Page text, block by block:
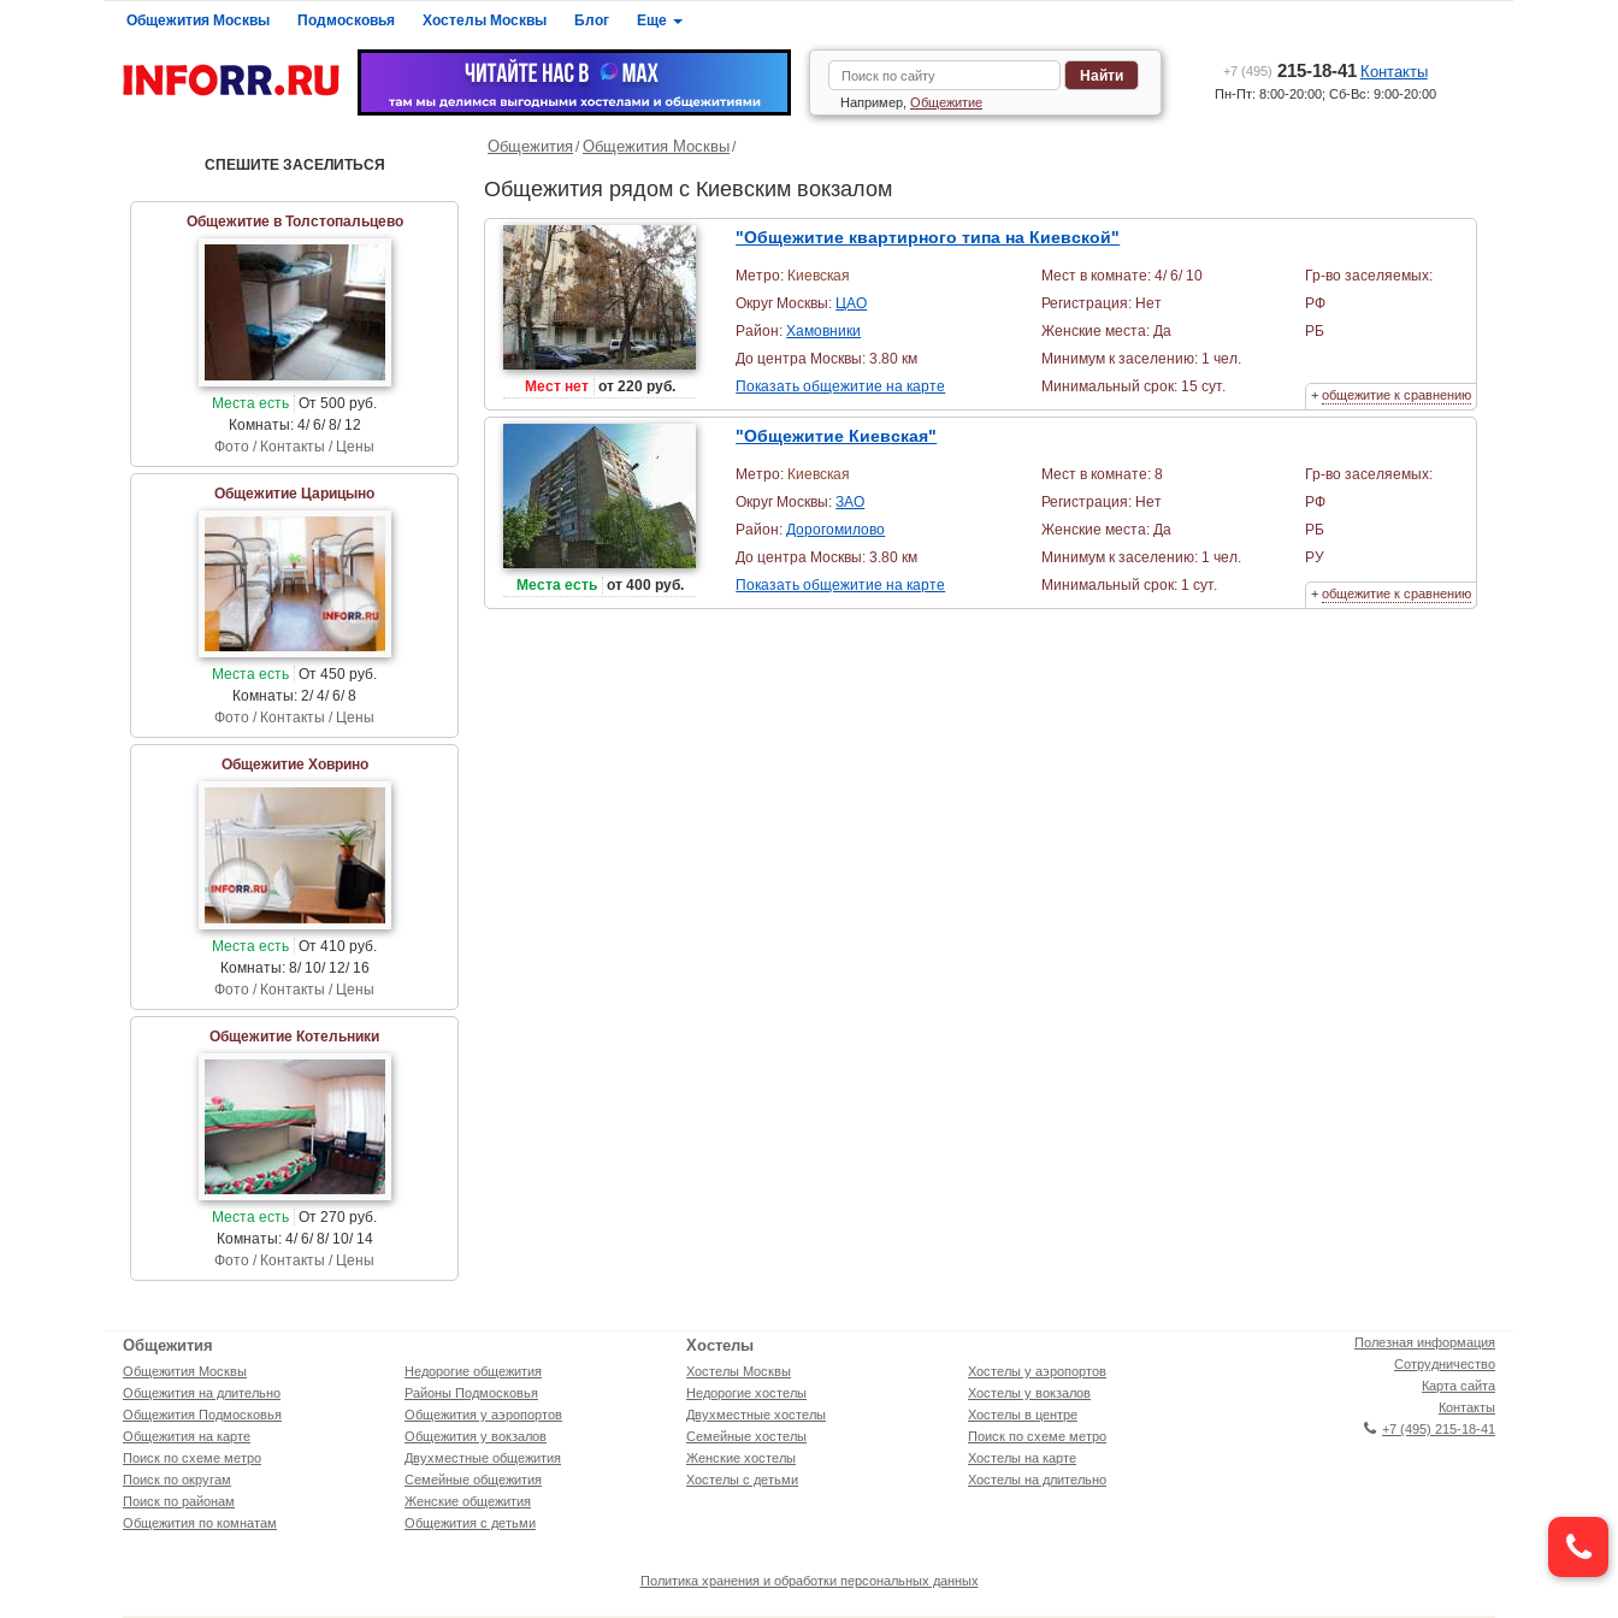
Общежития Москвы Подмосковья Хостелы Москвы Блог Еще
Найти
Например, Общежитие
+7 (495) 215-18-41 Контакты
Пн-Пт: 8:00-20:00; Сб-Вс: 9:00-20:00
СПЕШИТЕ ЗАСЕЛИТЬСЯ
Общежитие в Толстопальцево
Места есть От 500 руб.
Комнаты: 4/ 6/ 8/ 12
Фото / Контакты / Цены
Общежитие Царицыно
Места есть От 450 руб.
Комнаты: 2/ 4/ 6/ 8
Фото / Контакты / Цены
Общежитие Ховрино
Места есть От 410 руб.
Комнаты: 8/ 10/ 12/ 16
Фото / Контакты / Цены
Общежитие Котельники
Места есть От 270 руб.
Комнаты: 4/ 6/ 8/ 10/ 14
Фото / Контакты / Цены
Общежития Общежития Москвы
Общежития рядом с Киевским вокзалом
"Общежитие квартирного типа на Киевской"
Мест нет от 220 руб.
Метро: Киевская
Округ Москвы: ЦАО
Район:Хамовники
До центра Москвы: 3.80 км
Показать общежитие на карте
Мест в комнате: 4/ 6/ 10
Регистрация: Нет
Женские места: Да
Минимум к заселению: 1 чел.
Минимальный срок: 15 сут.
Гр-во заселяемых:
РФ
РБ
+ общежитие к сравнению
"Общежитие Киевская"
Места есть от 400 руб.
Метро: Киевская
Округ Москвы:ЗАО
Район:Дорогомилово
До центра Москвы: 3.80 км
Показать общежитие на карте
Мест в комнате: 8
Регистрация: Нет
Женские места: Да
Минимум к заселению: 1 чел.
Минимальный срок: 1 сут.
Гр-во заселяемых:
РФ
РБ
РУ
+ общежитие к сравнению
Общежития
Общежития Москвы
Общежития на длительно
Общежития Подмосковья
Общежития на карте
Поиск по схеме метро
Поиск по округам
Поиск по районам
Общежития по комнатам
Недорогие общежития
Районы Подмосковья
Общежития у аэропортов
Общежития у вокзалов
Двухместные общежития
Семейные общежития
Женские общежития
Общежития с детьми
Хостелы
Хостелы Москвы
Недорогие хостелы
Двухместные хостелы
Семейные хостелы
Женские хостелы
Хостелы с детьми
Хостелы у аэропортов
Хостелы у вокзалов
Хостелы в центре
Поиск по схеме метро
Хостелы на карте
Хостелы на длительно
Полезная информация
Сотрудничество
Карта сайта
Контакты
+7 (495) 215-18-41
Политика хранения и обработки персональных данных